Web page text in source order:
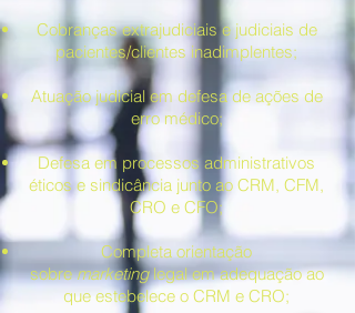
Cobranças extrajudiciais e judiciais de
pacientes/clientes inadimplentes;
Atuação judicial em defesa de ações de
erro médico;
Defesa em processos administrativos
éticos e sindicância junto ao CRM, CFM,
CRO e CFO;
Completa orientação
sobremarketinglegal em adequação ao
que estebelece o CRM e CRO;